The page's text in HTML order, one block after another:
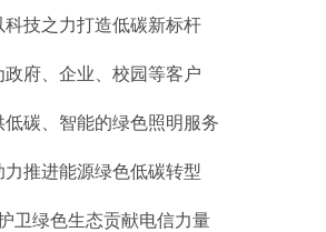
科技之力打造低碳新标杆
政府、企业、校园等客户
低碳、智能的绿色照明服务
力推进能源绿色低碳转型
卫绿色生态贡献电信力量